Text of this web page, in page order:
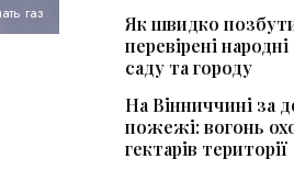
газ
Як швидко
перевірені
саду та городу
На Вінниччині за
пожежі: вогонь
гектарів території